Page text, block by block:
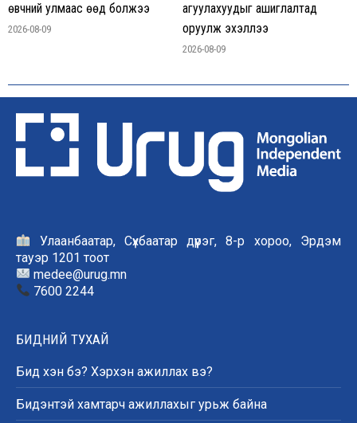
өвчний улмаас өөд болжээ
2026-08-09
агуулахуудыг ашиглалтад
оруулж эхэллээ
2026-08-09
Улаанбаатар, Сүхбаатар дүүрэг, 8-р хороо, Эрдэм
тауэр 1201 тоот
medee@urug.mn
7600 2244
БИДНИЙ ТУХАЙ
Бид хэн бэ? Хэрхэн ажиллах вэ?
Бидэнтэй хамтарч ажиллахыг урьж байна